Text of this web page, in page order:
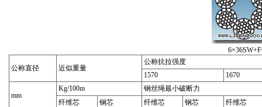
公称直径 近似重量
公称抗拉强度
1570
1670
mm
Kg/100m
钢丝绳最小破断力
纤维芯
钢芯 纤维芯 钢芯
纤维芯